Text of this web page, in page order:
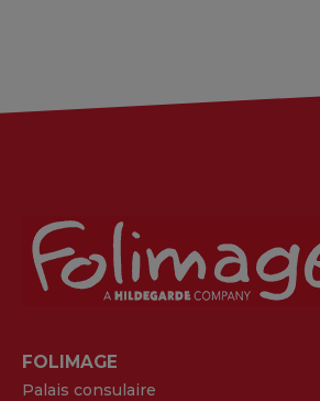
FOLIMAGE
Palais consulaire